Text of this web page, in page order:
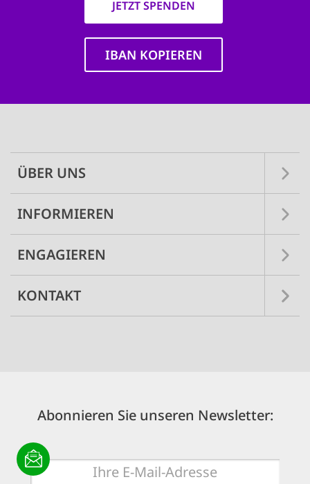
JETZT SPENDEN
IBAN KOPIEREN
ÜBER UNS
INFORMIEREN
ENGAGIEREN
KONTAKT
Abonnieren Sie unseren Newsletter:
E-
Mail